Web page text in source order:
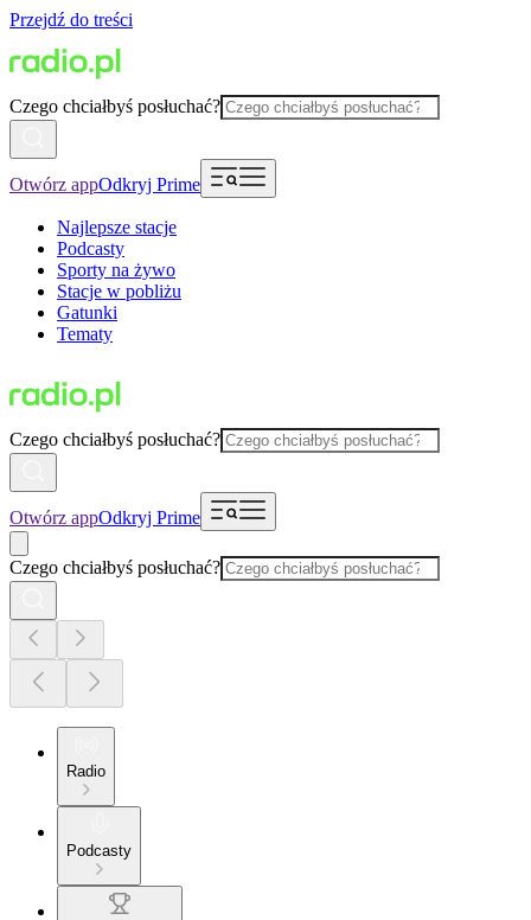
Przejdź do treści
Czego chciałbyś posłuchać?
Otwórz appOdkryj Prime
Najlepsze stacje
Podcasty
Sporty na żywo
Stacje w pobliżu
Gatunki
Tematy
Czego chciałbyś posłuchać?
Otwórz appOdkryj Prime
Czego chciałbyś posłuchać?
Radio
Podcasty